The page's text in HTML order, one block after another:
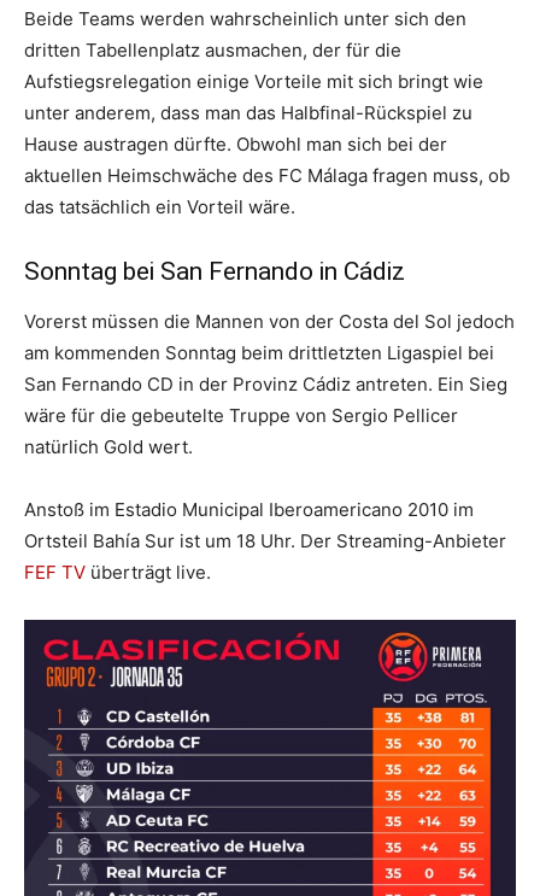
Beide Teams werden wahrscheinlich unter sich den
dritten Tabellenplatz ausmachen, der für die
Aufstiegsrelegation einige Vorteile mit sich bringt wie
unter anderem, dass man das Halbfinal-Rückspiel zu
Hause austragen dürfte. Obwohl man sich bei der
aktuellen Heimschwäche des FC Málaga fragen muss, ob
das tatsächlich ein Vorteil wäre.
Sonntag bei San Fernando in Cádiz
Vorerst müssen die Mannen von der Costa del Sol jedoch
am kommenden Sonntag beim drittletzten Ligaspiel bei
San Fernando CD in der Provinz Cádiz antreten. Ein Sieg
wäre für die gebeutelte Truppe von Sergio Pellicer
natürlich Gold wert.
Anstoß im Estadio Municipal Iberoamericano 2010 im
Ortsteil Bahía Sur ist um 18 Uhr. Der Streaming-Anbieter
FEF TV überträgt live.